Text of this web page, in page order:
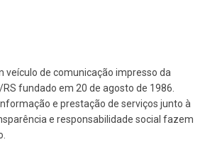
veículo de comunicação impresso da
fundado em 20 de agosto de 1986.
e prestação de serviços junto à
e responsabilidade social fazem